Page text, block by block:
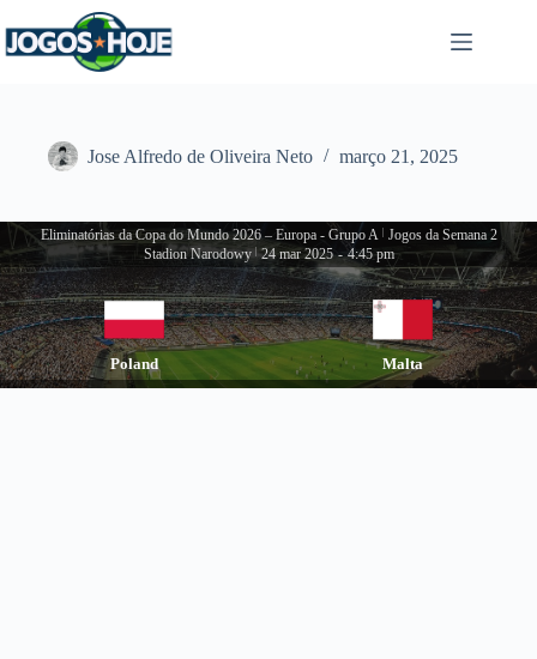
para
o
Jose Alfredo de Oliveira Neto março 21, 2025
Eliminatórias da Copa do Mundo 2026 – Europa - Grupo A
Jogos da Semana 2
Stadion Narodowy 24 mar 2025 - 4:45 pm
Poland Malta